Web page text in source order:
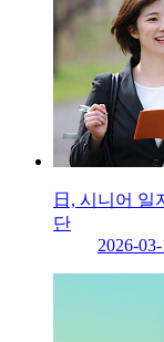
日, 시니어
단
2026-